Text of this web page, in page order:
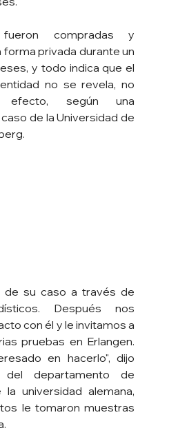
compradas y
privada durante un
y todo indica que el
no se revela, no
efecto, según una
de la Universidad de
de su caso a través de
Después nos
con él y le invitamos a
pruebas en Erlangen.
en hacerlo", dijo
del departamento de
la universidad alemana,
le tomaron muestras